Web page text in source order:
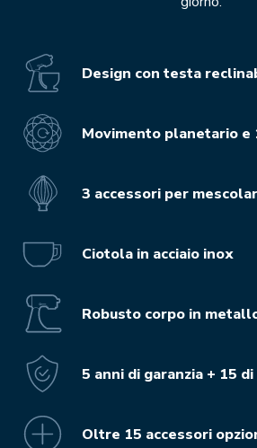
Design con testa
Movimento planetario e
3 accessori per
Ciotola in acciaio inox
Robusto corpo in
5 anni di garanzia + 15
Oltre 15 accessori